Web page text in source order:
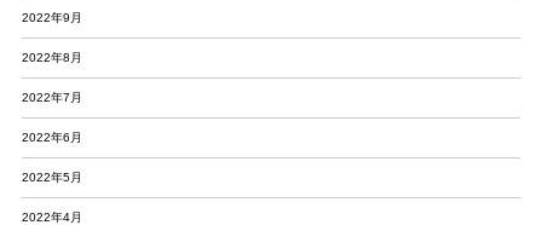
2022年9月
2022年8月
2022年7月
2022年6月
2022年5月
2022年4月